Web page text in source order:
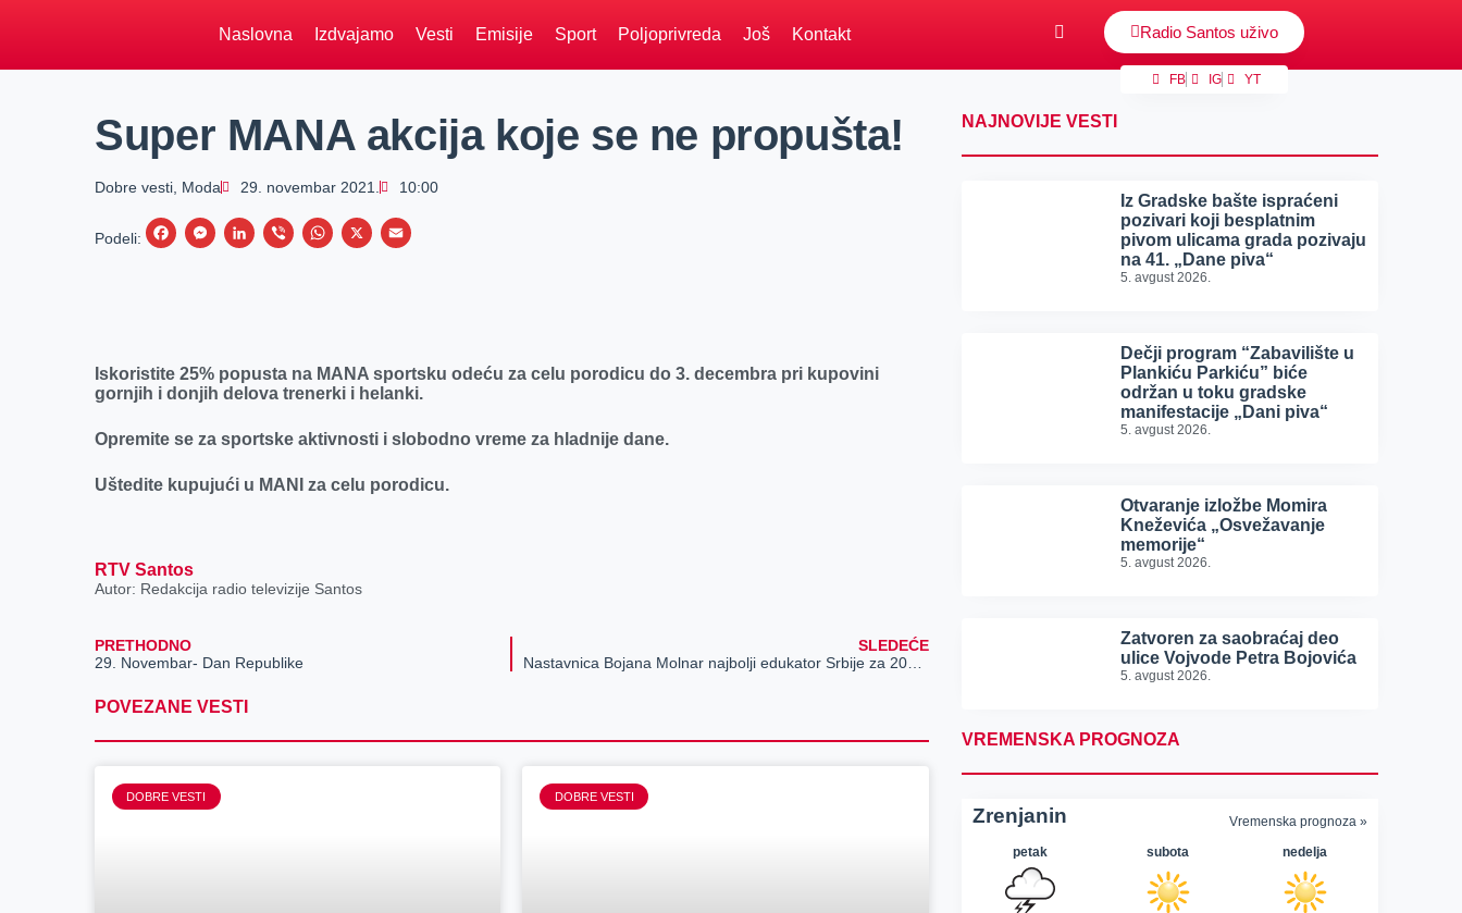
Naslovna Izdvajamo Vesti Emisije Sport Poljoprivreda Još Kontakt Radio Santos uživo
FB IG YT
Super MANA akcija koje se ne propušta!
Dobre vesti Moda 29. novembar 2021. 10:00
Podeli:
F
o
k
M
n
e
L
d
n
V
W
A
p
X
Iskoristite 25% popusta na MANA sportsku odeću za celu porodicu do 3. decembra pri kupovini
gornjih i donjih delova trenerki i helanki.
Opremite se za sportske aktivnosti i slobodno vreme za hladnije dane.
Uštedite kupujući u MANI za celu porodicu.
RTV Santos
Autor: Redakcija radio televizije Santos
PRETHODNO
29. Novembar- Dan Republike
SLEDEĆE
POVEZANE VESTI
DOBRE VESTI DOBRE VESTI
NAJNOVIJE VESTI
Iz Gradske bašte ispraćeni
pozivari koji besplatnim
pivom ulicama grada pozivaju
na 41. „Dane piva“
5. avgust 2026.
Dečji program “Zabavilište u
Plankiću Parkiću” biće
održan u toku gradske
manifestacije „Dani piva“
5. avgust 2026.
Otvaranje izložbe Momira
Kneževića „Osvežavanje
memorije“
5. avgust 2026.
Zatvoren za saobraćaj deo
ulice Vojvode Petra Bojovića
5. avgust 2026.
VREMENSKA PROGNOZA